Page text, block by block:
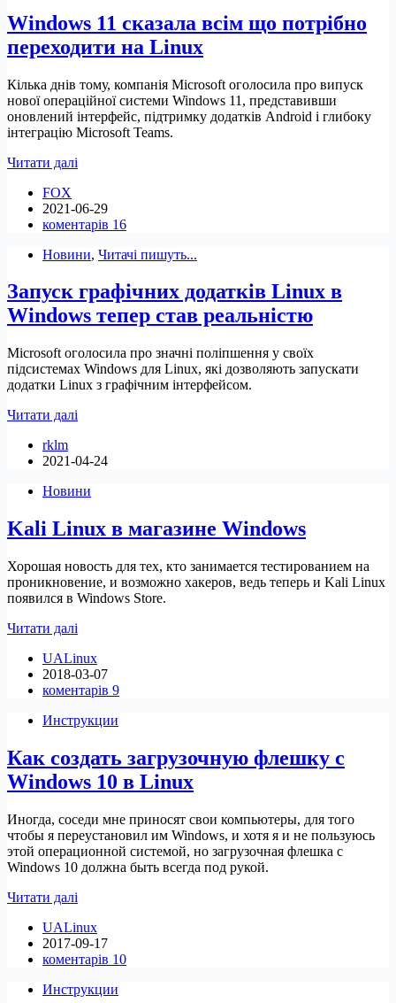
Windows 11 сказала всім що потрібно
переходити на Linux
Кілька днів тому, компанія Microsoft оголосила про випуск
нової операційної системи Windows 11, представивши
оновлений інтерфейс, підтримку додатків Android і глибоку
інтеграцію Microsoft Teams.
Читати далі
всім
що
переходити
Linux
FOX
2021-06-29
коментарів 16
Новини, Читачі пишуть...
Запуск графічних додатків Linux в
Windows тепер став реальністю
Microsoft оголосила про значні поліпшення у своїх
підсистемах Windows для Linux, які дозволяють запускати
додатки Linux з графічним інтерфейсом.
Читати далі
Linux
Windows
став
реальністю
rklm
2021-04-24
Новини
Kali Linux в магазине Windows
Хорошая новость для тех, кто занимается тестированием на
проникновение, и возможно хакеров, ведь теперь и Kali Linux
появился в Windows Store.
Читати далі
в
магазине
Windows
UALinux
2018-03-07
коментарів 9
Инструкции
Как создать загрузочную флешку с
Windows 10 в Linux
Иногда, соседи мне приносят свои компьютеры, для того
чтобы я переустановил им Windows, и хотя я и не пользуюсь
этой операционной системой, но загрузочная флешка с
Windows 10 должна быть всегда под рукой.
Читати далі
загрузочную
флешку
с
10
UALinux
2017-09-17
коментарів 10
Инструкции